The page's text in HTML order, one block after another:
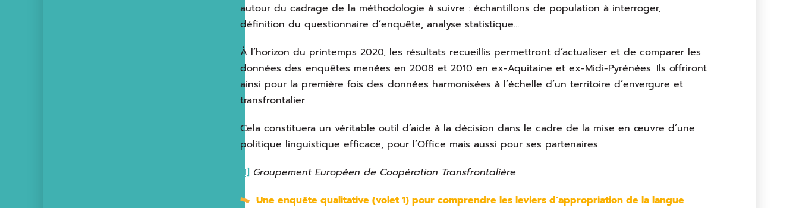
autour du cadrage de la méthodologie à suivre : échantillons de population à interroger,
définition du questionnaire d’enquête, analyse statistique…
À l’horizon du printemps 2020, les résultats recueillis permettront d’actualiser et de comparer les
données des enquêtes menées en 2008 et 2010 en ex-Aquitaine et ex-Midi-Pyrénées. Ils offriront
ainsi pour la première fois des données harmonisées à l’échelle d’un territoire d’envergure et
transfrontalier.
Cela constituera un véritable outil d’aide à la décision dans le cadre de la mise en œuvre d’une
politique linguistique efficace, pour l’Office mais aussi pour ses partenaires.
[1] Groupement Européen de Coopération Transfrontalière
Une enquête qualitative (volet 1) pour comprendre les leviers d’appropriation de la langue